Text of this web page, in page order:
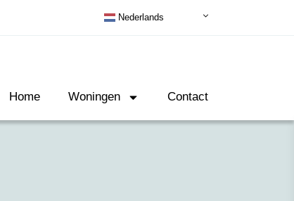
Nederlands
Home Woningen Contact